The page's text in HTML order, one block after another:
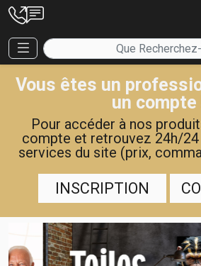
Vous êtes un
un compte
Pour accéder à nos
compte et retrouvez 24h/
services du site (prix,
INSCRIPTION